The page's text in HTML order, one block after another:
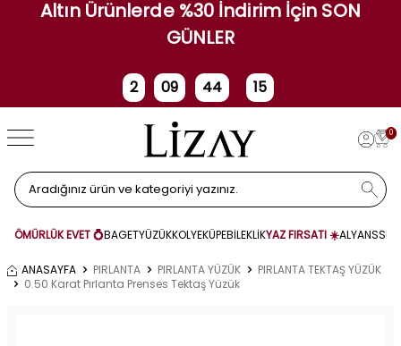
Altın Ürünlerde %30 İndirim İçin SON
GÜNLER
2
Gün
09
Saat
44 15
0
ÖMÜRLÜK EVET 💍BAGETYÜZÜKKOLYEKÜPEBİLEKLİKYAZ FIRSATI ☀️ALYANS
ANASAYFA PIRLANTA PIRLANTA YÜZÜK
PIRLANTA TEKTAŞ YÜZÜK
0.50 Karat Pırlanta Prenses Tektaş Yüzük